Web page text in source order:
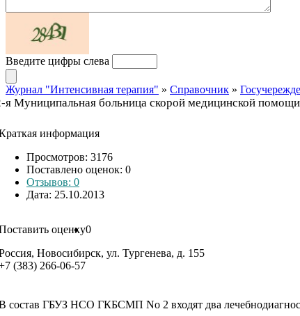
Введите цифры слева
Журнал "Интенсивная терапия" » Справочник »
я Муниципальная больница скорой медицинской
информация
Просмотров: 3176
Поставлено оценок: 0
Отзывов: 0
Дата: 25.10.2013
оценку0
Новосибирск, ул. Тургенева, д. 155
(383) 266-06-57
состав ГБУЗ НСО ГКБСМП No 2 входят два